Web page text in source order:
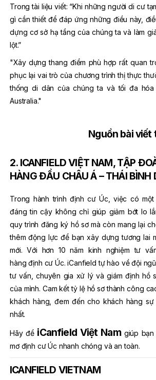
Trong tài liệu viết: “Khi những người di cư
gì cần thiết để đáp ứng những điều này,
dựng cơ sở hạ tầng của chúng ta và làm
lột.”
"Xây dựng thang điểm phù hợp rất quan
phục lại vai trò của chương trình thị thực
thống di dân của chúng ta và tối đa
Australia."
Nguồn bài viết
2. ICANFIELD VIỆT NAM, TẬP
HÀNG ĐẦU CHÂU Á – THÁI BÌNH
Trong hành trình định cư Úc, việc có
đáng tin cậy không chỉ giúp giảm bớt lo
quy trình đăng ký hồ sơ mà còn mang lại
thêm động lực để bạn xây dựng tương lai
mới. Với hơn 10 năm kinh nghiệm tư
hàng định cư Úc. iCanfield tự hào về đội
tư vấn, chuyên gia xử lý và giám định hồ
của mình. Cam kết tỷ lệ hồ sơ thành công
khách hàng, đem đến cho khách hàng
nhất.
Hãy để iCanfield Việt Nam giúp
mơ định cư Úc nhanh chóng và an toàn.
ICANFIELD VIETNAM